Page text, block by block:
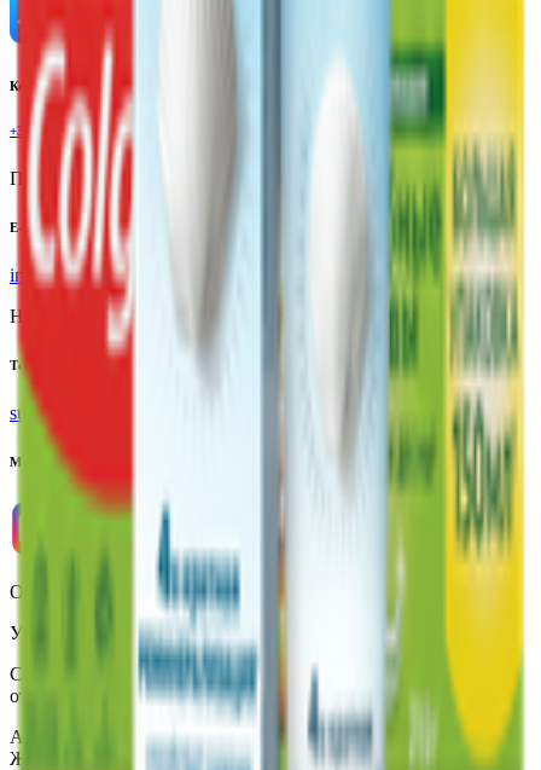
Контактный телефон
+375(29)6875999
Пн-Пт: 8:00 - 17:00
E-mail
info@yoda.by
Не для электронных обращений
Тех. поддержка
support@yoda.by
Мы в соцсетях
ООО «Торговая сеть «Продмир»
УНП 490314725
Свидетельство о государственной регистрации № 490314725
от 30.05.2003г выдано Гомельским облисполкомом
Адрес: 247210, Республика Беларусь, Гомельская обл., г.
Жлобин, ул. Козлова 2-А